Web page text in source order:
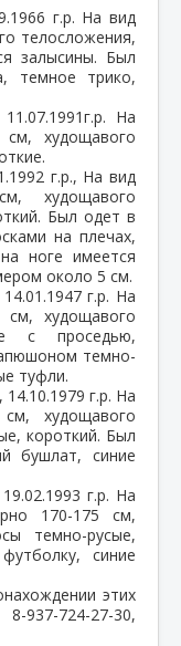
г.р. На вид
телосложения,
залысины. Был
темное трико,
На
худощавого
г.р., На вид
худощавого
Был одет в
на плечах,
ноге имеется
около 5 см.
г.р. На
худощавого
с проседью,
темно-
туфли.
г.р. На
худощавого
короткий. Был
бушлат, синие
г.р. На
170-175 см,
темно-русые,
синие
этих
937-724-27-30,